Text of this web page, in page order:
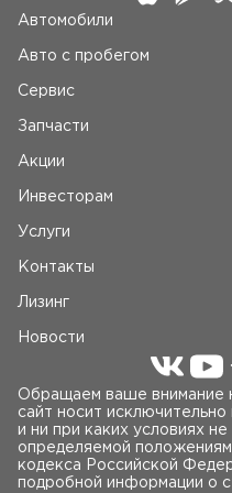
заявление. Изменения в
избежать лишних расходов? Если за
перерегистрации вам
постановления. Жалобу
регистрации можно
отделение ГИБДД.
разъяснение ситуации
можете прекратить
подаётся в офисе
кабинете» на сайте. В
только паспорт, во
которой вычтут
кажется вам финальным
ошибаетесь. Через 10
ответственно
покупатель. Если он
стоит прекратить
Автомобили
Авто c пробегом
Сервис
Запчасти
Акции
Инвесторам
Услуги
Контакты
Лизинг
Новости
Обращаем ваше внимание
сайт носит
и ни при каких условиях
определяемой
кодекса Российской
подробной информации о